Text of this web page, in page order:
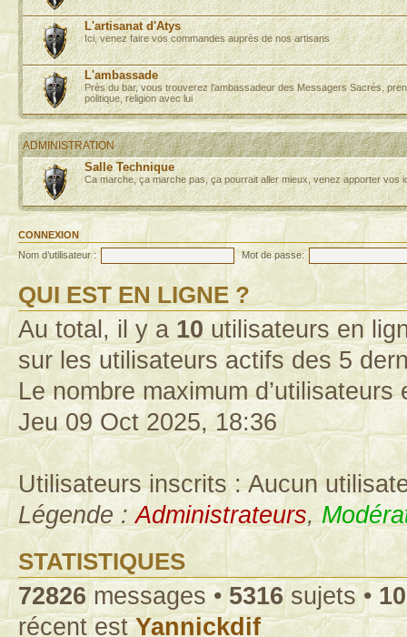
L'artisanat d'Atys
Ici, venez faire vos commandes auprès de nos artisans
L'ambassade
Près du bar, vous trouverez l'ambassadeur des Messagers Sacrés,
politique, religion avec lui
ADMINISTRATION
Salle Technique
Ca marche, ça marche pas, ça pourrait aller mieux, venez apporter vos
CONNEXION
Nom d’utilisateur :
Mot de passe:
QUI EST EN LIGNE ?
Au total, il y a 10utilisateurs en
sur les utilisateurs actifs des 5
Le nombre maximum
Jeu 09 Oct 2025, 18:36
Utilisateurs inscrits : Aucun
Légende :Administrateurs,
STATISTIQUES
72826messages •5316sujets •
récent estYannickdif